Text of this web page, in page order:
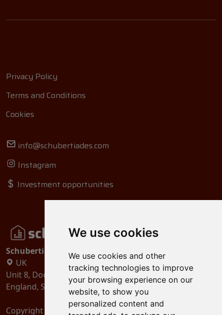
We use cookies
We use cookies and other
tracking technologies to improve
your browsing experience on our
website, to show you
personalized content and
Privacy Policy
Terms and Conditions
Cookies
info@schubertiades.com
Instagram
Investment opportunities
Schubertiades, Ltd.
UK
Unit 8, Dock Offices, Surrey Quays Road, London
England, SE16 2XU
Copyright 2024 Schubertiades, Ltd.